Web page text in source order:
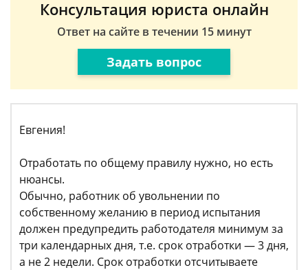
Консультация юриста онлайн
Ответ на сайте в течении 15 минут
Задать вопрос
Евгения!
Отработать по общему правилу нужно, но есть
нюансы.
Обычно, работник об увольнении по
собственному желанию в период испытания
должен предупредить работодателя минимум за
три календарных дня, т.е. срок отработки — 3 дня,
а не 2 недели. Срок отработки отсчитываете